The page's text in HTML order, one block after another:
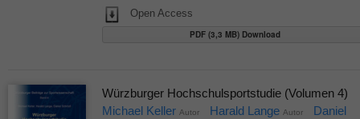
Open Access
PDF (3,3 MB) Download
Würzburger Hochschulsportstudie (Volumen 4)
Michael Keller Autor Harald Lange Autor
Daniel